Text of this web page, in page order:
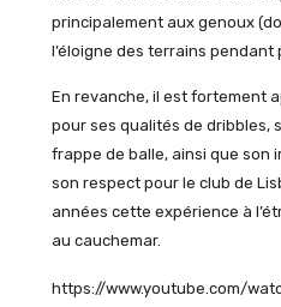
principalement aux genoux
l’éloigne des terrains pendant
En revanche, il est fortement
pour ses qualités de dribbles,
frappe de balle, ainsi que son
son respect pour le club de
années cette expérience à
au cauchemar.
https://www.youtube.com/